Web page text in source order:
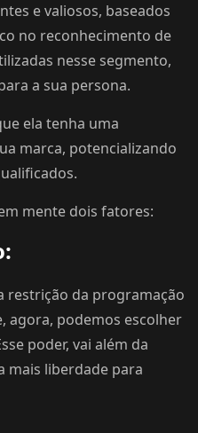
e valiosos, baseados
no reconhecimento de
nesse segmento,
a sua persona.
ela tenha uma
marca, potencializando
mente dois fatores:
restrição da programação
agora, podemos escolher
poder, vai além da
mais liberdade para